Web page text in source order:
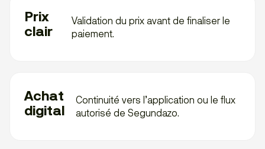
Prix
clair
Validation du prix avant de finaliser le
paiement.
Achat
digital
Continuité vers l’application ou le flux
autorisé de Segundazo.